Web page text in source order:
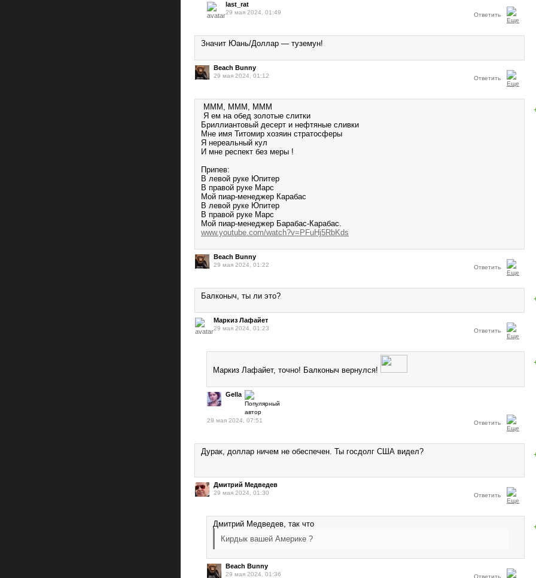
last_rat
29 мая 2024, 01:49 Ответить
Значит Юань/Доллар — туземун!
Beach Bunny
29 мая 2024, 01:12 Ответить
МММ, МММ, МММ
Я ем на обед золотые слитки
Бриллиантовый десерт и нефтяные сливки
Мне имя Титомир хозяин стратосферы
Я нереальный кул
И мне респект без меры !
Припев:
В левой руке Юпитер
В правой руке Марс
Мой пиар-менеджер Карабас
В левой руке Юпитер
В правой руке Марс
Мой пиар-менеджер Барабас-Карабас.
www.youtube.com/watch?v=PFuHj5RbKds
Beach Bunny
29 мая 2024, 01:22 Ответить
Балконыч, ты ли это?
Маркиз Лафайет
29 мая 2024, 01:23 Ответить
Маркиз Лафайет, точно! Балконыч вернулся!
Gella
29 мая 2024, 07:51 Ответить
Дурак, доллар ничем не обеспечен. Ты госдолг США видел?
Дмитрий Медведев
29 мая 2024, 01:30 Ответить
Дмитрий Медведев, так что
Кирдык вашей Америке ?
Beach Bunny
29 мая 2024, 01:36